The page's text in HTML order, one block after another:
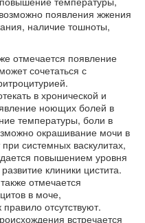
появления жжения
наличие тошноты,
отмечается появление
сочетаться с
в хронической и
ноющих болей в
температуры, боли в
окрашивание мочи в
системных васкулитах,
повышением уровня
клиники цистита.
отмечается
в моче,
отсутствуют.
встречается